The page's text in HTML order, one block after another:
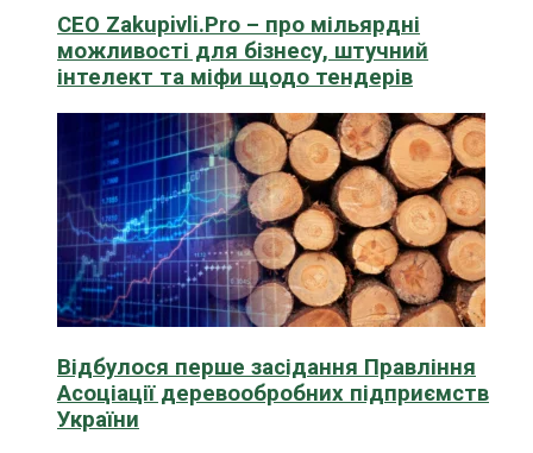
CEO Zakupivli.Pro – про мільярдні
можливості для бізнесу, штучний
інтелект та міфи щодо тендерів
Відбулося перше засідання Правління
Асоціації деревообробних підприємств
України